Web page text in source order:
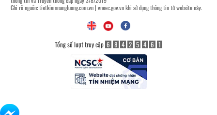
Ghi rõ nguồn:tietkiemnangluong.com.vn| vneec.gov.vnkhi sử dụng thông tin từ website này.
Tổng số lượt truy cập 6 8 4 2 5 4 6 1